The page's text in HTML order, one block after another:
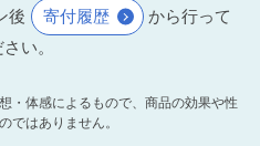
後 寄付履歴
から行って
い。
・体感によるもので、商品の効果や性
ではありません。